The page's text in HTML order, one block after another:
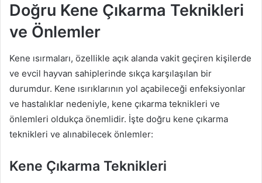
Doğru Kene Çıkarma Teknikleri
ve Önlemler
Kene ısırmaları, özellikle açık alanda vakit geçiren kişilerde
ve evcil hayvan sahiplerinde sıkça karşılaşılan bir
durumdur. Kene ısırıklarının yol açabileceği enfeksiyonlar
ve hastalıklar nedeniyle, kene çıkarma teknikleri ve
önlemleri oldukça önemlidir. İşte doğru kene çıkarma
teknikleri ve alınabilecek önlemler:
Kene Çıkarma Teknikleri